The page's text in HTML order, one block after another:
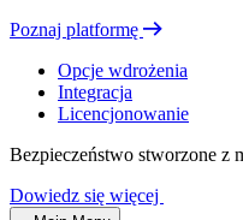
Poznaj platformę
Opcje wdrożenia
Integracja
Licencjonowanie
Bezpieczeństwo stworzone z
Dowiedz się więcej